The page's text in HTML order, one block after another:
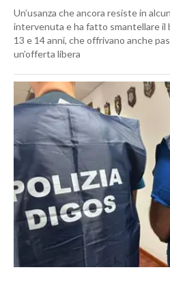
Un’usanza che ancora resiste in
intervenuta e ha fatto smantellare
13 e 14 anni, che offrivano anche
un’offerta libera